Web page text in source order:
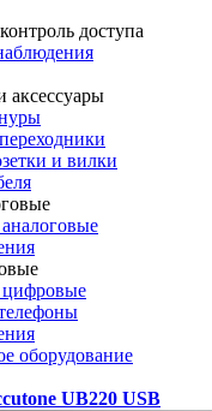
доступа
аксессуары
и вилки
цифровые
оборудование
UB220 USB